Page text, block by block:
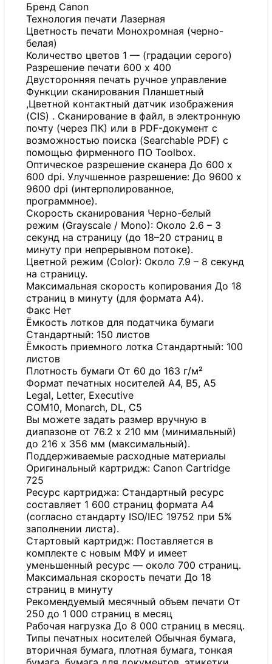
Бренд Canon
Технология печати Лазерная
Цветность печати Монохромная (черно-
белая)
Количество цветов 1 — (градации серого)
Разрешение печати 600 x 400
Двусторонняя печать ручное управление
Функции сканирования Планшетный
,Цветной контактный датчик изображения
(CIS) . Сканирование в файл, в электронную
почту (через ПК) или в PDF-документ с
возможностью поиска (Searchable PDF) с
помощью фирменного ПО Toolbox.
Оптическое разрешение сканера До 600 x
600 dpi. Улучшенное разрешение: До 9600 x
9600 dpi (интерполированное,
программное).
Скорость сканирования Черно-белый
режим (Grayscale / Mono): Около 2.6 – 3
секунд на страницу (до 18–20 страниц в
минуту при непрерывном потоке).
Цветной режим (Color): Около 7.9 – 8 секунд
на страницу.
Максимальная скорость копирования До 18
страниц в минуту (для формата A4).
Факс Нет
Ёмкость лотков для податчика бумаги
Стандартный: 150 листов
Ёмкость приемного лотка Стандартный: 100
листов
Плотность бумаги От 60 до 163 г/м²
Формат печатных носителей A4, B5, A5
Legal, Letter, Executive
COM10, Monarch, DL, C5
Вы можете задать размер вручную в
диапазоне от 76.2 x 210 мм (минимальный)
до 216 x 356 мм (максимальный).
Поддерживаемые расходные материалы
Оригинальный картридж: Canon Сartridge
725
Ресурс картриджа: Стандартный ресурс
составляет 1 600 страниц формата А4
(согласно стандарту ISO/IEC 19752 при 5%
заполнении листа).
Стартовый картридж: Поставляется в
комплекте с новым МФУ и имеет
уменьшенный ресурс — около 700 страниц.
Максимальная скорость печати До 18
страниц в минуту
Рекомендуемый месячный объем печати От
250 до 1 000 страниц в месяц
Рабочая нагрузка До 8 000 страниц в месяц.
Типы печатных носителей Обычная бумага,
вторичная бумага, плотная бумага, тонкая